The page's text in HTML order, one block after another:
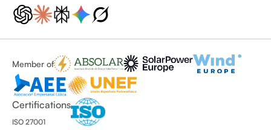
Member of
Certifications
ISO 27001